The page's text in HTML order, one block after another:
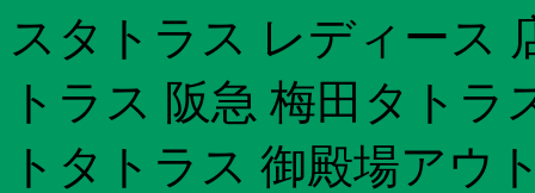
スタトラス レディース
トラス 阪急 梅田タト
トタトラス 御殿場アウ